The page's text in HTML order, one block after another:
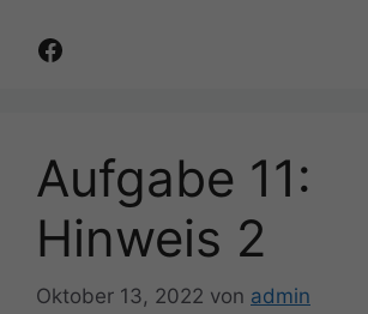
Facebook
Aufgabe 11:
Hinweis 2
Oktober 13, 2022 von admin